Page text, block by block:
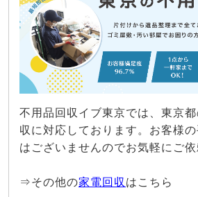
不用品回収イブ東京では、東京
収に対応しております。お客様
はございませんのでお気軽にご依
⇒その他の家電回収 はこちら